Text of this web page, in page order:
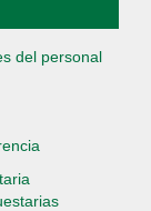
del personal